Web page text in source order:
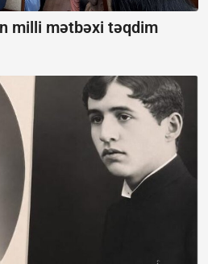
milli mətbəxi təqdim